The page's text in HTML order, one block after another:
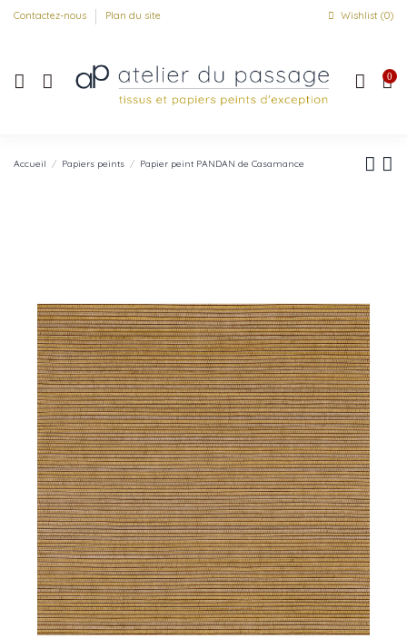
Contactez-nous Plan du site Wishlist (0)
0
Accueil Papiers peints Papier peint PANDAN de Casamance